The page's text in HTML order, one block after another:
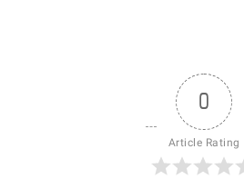
0
Article Rating